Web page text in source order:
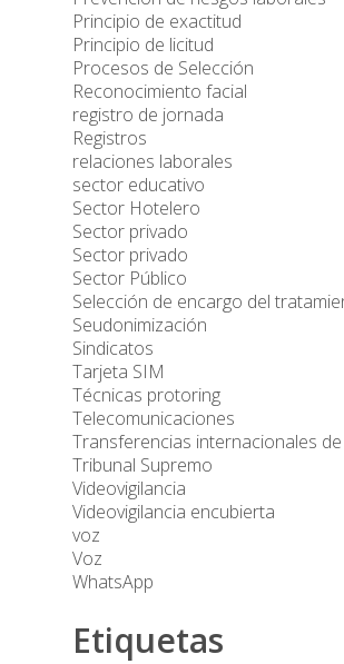
Principio de exactitud
Principio de licitud
Procesos de Selección
Reconocimiento facial
registro de jornada
Registros
relaciones laborales
sector educativo
Sector Hotelero
Sector privado
Sector privado
Sector Público
Selección de encargo del
Seudonimización
Sindicatos
Tarjeta SIM
Técnicas protoring
Telecomunicaciones
Transferencias internacionales
Tribunal Supremo
Videovigilancia
Videovigilancia encubierta
voz
Voz
WhatsApp
Etiquetas